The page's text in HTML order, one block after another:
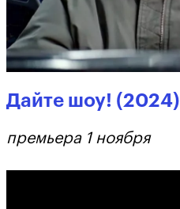
Дайте шоу! (2024)
премьера 1 ноября